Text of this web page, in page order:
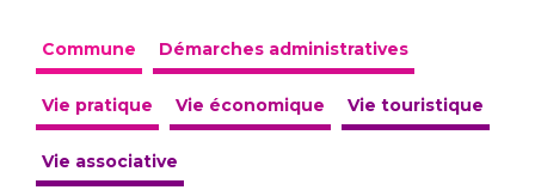
Commune Démarches administratives
Vie pratique Vie économique Vie touristique
Vie associative